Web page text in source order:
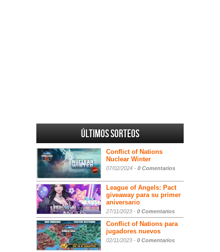
Últimos sorteos
Conflict of Nations
Nuclear Winter
07/02/2024 - 0 Comentarios
League of Angels: Pact
giveaway para su primer
aniversario
27/11/2023 - 0 Comentarios
Conflict of Nations para
jugadores nuevos
02/11/2023 - 0 Comentarios